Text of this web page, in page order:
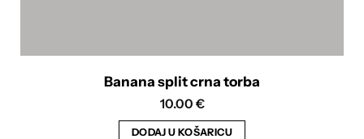
Banana split crna torba
10.00 €
DODAJ U KOŠARICU